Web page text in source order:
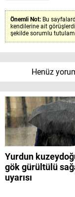
Önemli Not: Bu
kendilerine ait
şekilde sorumlu
Henüz
Yurdun
gök gürültülü
uyarısı